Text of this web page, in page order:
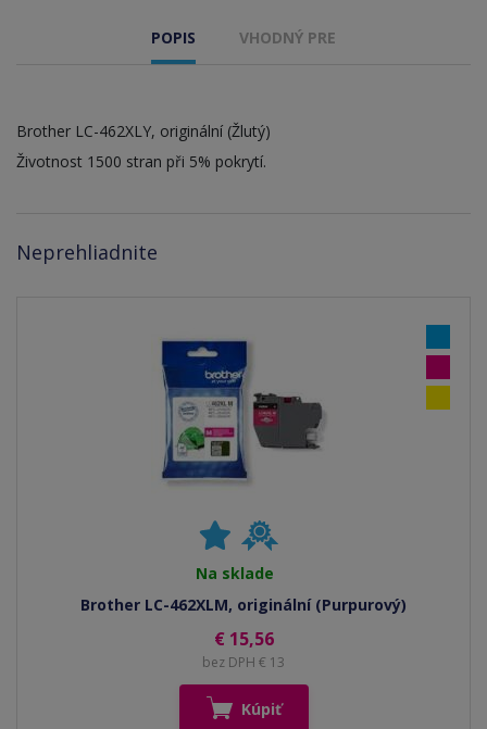
POPIS VHODNÝ PRE
Brother LC-462XLY, originální (Žlutý)
Životnost 1500 stran při 5% pokrytí.
Neprehliadnite
Na sklade
Brother LC-462XLM, originální (Purpurový)
€ 15,56
bez DPH € 13
Kúpiť